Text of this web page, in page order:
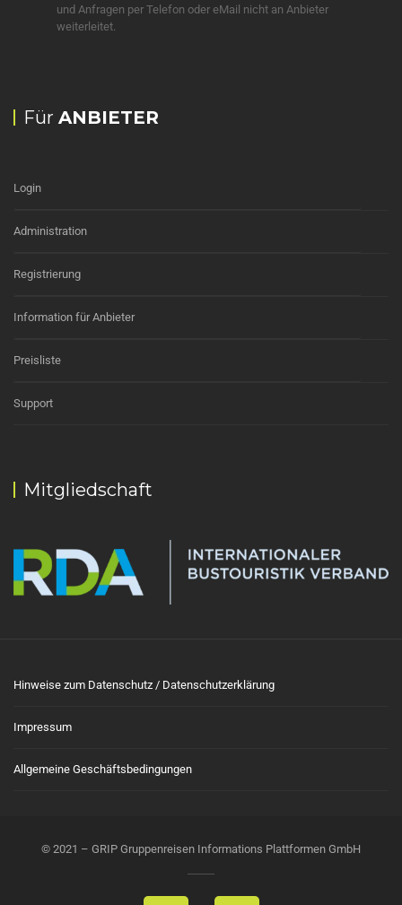
und Anfragen per Telefon oder eMail nicht an Anbieter
weiterleitet.
Für ANBIETER
Login
Administration
Registrierung
Information für Anbieter
Preisliste
Support
Mitgliedschaft
Hinweise zum Datenschutz / Datenschutzerklärung
Impressum
Allgemeine Geschäftsbedingungen
© 2021 – GRIP Gruppenreisen Informations Plattformen GmbH